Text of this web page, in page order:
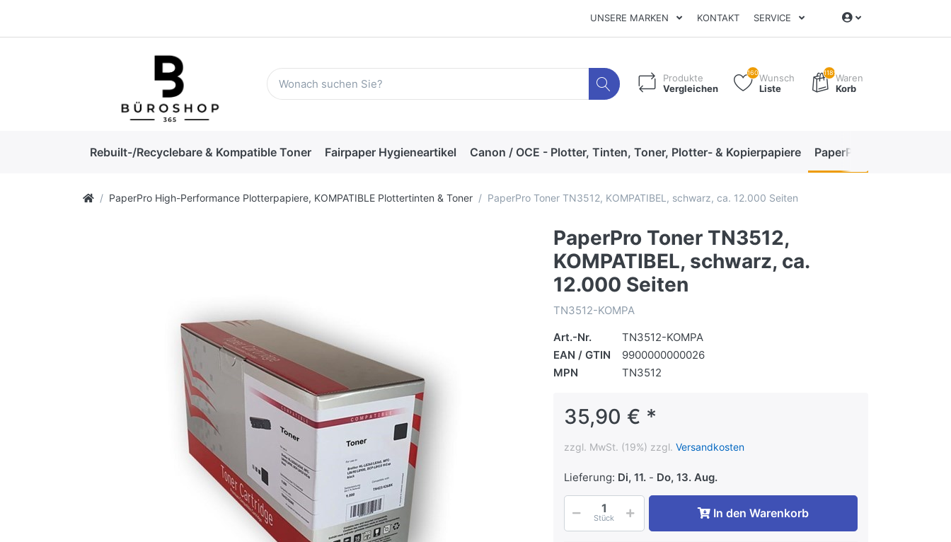
UNSERE MARKEN KONTAKT SERVICE
Produkte
Vergleichen
160Wunsch
Liste
1189Waren
Korb
Rebuilt-/Recyclebare & Kompatible Toner Fairpaper Hygieneartikel Canon / OCE - Plotter, Tinten, Toner, Plotter- & Kopierpapiere PaperPro High-
PaperPro High-Performance Plotterpapiere, KOMPATIBLE Plottertinten & Toner PaperPro Toner TN3512, KOMPATIBEL, schwarz, ca. 12.000 Seiten
PaperPro Toner TN3512,
KOMPATIBEL, schwarz, ca.
12.000 Seiten
TN3512-KOMPA
Art.-Nr.
TN3512-KOMPA
EAN / GTIN
9900000000026
MPN
TN3512
35,90 € *
zzgl. MwSt. (19%) zzgl. Versandkosten
Lieferung: Di, 11.- Do, 13. Aug.
Stück In den Warenkorb